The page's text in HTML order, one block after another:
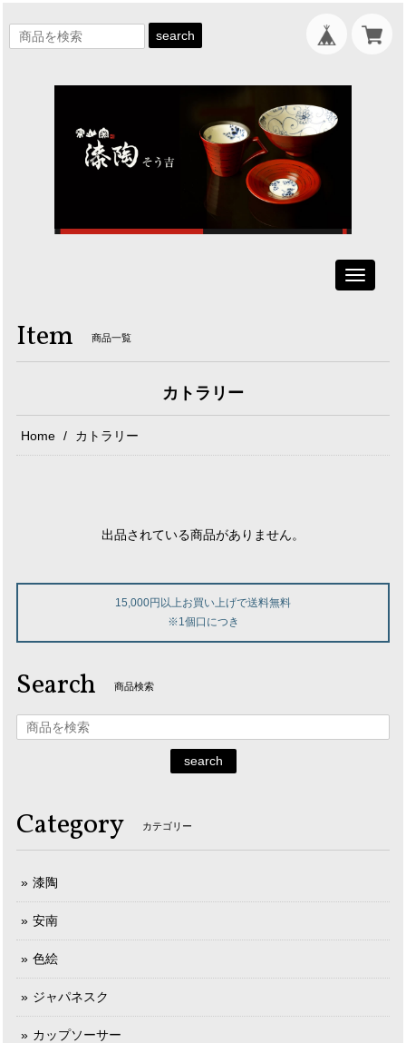
search
Toggle
Item 商品一覧
カトラリー
Home カトラリー
出品されている商品がありません。
15,000円以上お買い上げで送料無料
※1個口につき
Search 商品検索
search
Category カテゴリー
漆陶
安南
色絵
ジャパネスク
カップソーサー